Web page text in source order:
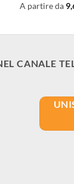
A partire da
CANALE